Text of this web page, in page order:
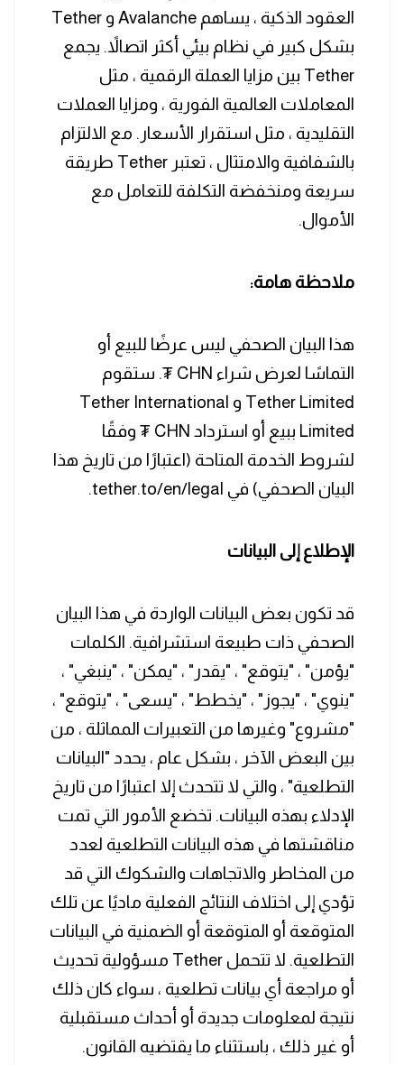
العقود الذكية ، يساهم Avalanche و Tether
بشكل كبير في نظام بيئي أكثر اتصالاً. يجمع
Tether بين مزايا العملة الرقمية ، مثل
المعاملات العالمية الفورية ، ومزايا العملات
التقليدية ، مثل استقرار الأسعار. مع الالتزام
بالشفافية والامتثال ، تعتبر Tether طريقة
سريعة ومنخفضة التكلفة للتعامل مع
الأموال.
ملاحظة هامة:
هذا البيان الصحفي ليس عرضًا للبيع أو
التماسًا لعرض شراء CHN ₮. ستقوم
Tether Limited و Tether International
Limited ببيع أو استرداد CHN ₮ وفقًا
لشروط الخدمة المتاحة (اعتبارًا من تاريخ هذا
البيان الصحفي) في tether.to/en/legal.
الإطلاع إلى البيانات
قد تكون بعض البيانات الواردة في هذا البيان
الصحفي ذات طبيعة استشرافية. الكلمات
"يؤمن" ، "يتوقع" ، "يقدر" ، "يمكن" ، "ينبغي" ،
"ينوي" ، "يجوز" ، "يخطط" ، "يسعى" ، "يتوقع" ،
"مشروع" وغيرها من التعبيرات المماثلة ، من
بين البعض الآخر ، بشكل عام ، يحدد "البيانات
التطلعية" ، والتي لا تتحدث إلا اعتبارًا من تاريخ
الإدلاء بهذه البيانات. تخضع الأمور التي تمت
مناقشتها في هذه البيانات التطلعية لعدد
من المخاطر والاتجاهات والشكوك التي قد
تؤدي إلى اختلاف النتائج الفعلية ماديًا عن تلك
المتوقعة أو المتوقعة أو الضمنية في البيانات
التطلعية. لا تتحمل Tether مسؤولية تحديث
أو مراجعة أي بيانات تطلعية ، سواء كان ذلك
نتيجة لمعلومات جديدة أو أحداث مستقبلية
أو غير ذلك ، باستثناء ما يقتضيه القانون.